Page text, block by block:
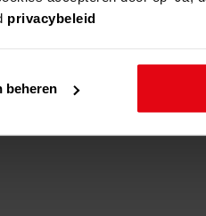
privacybeleid
beheren